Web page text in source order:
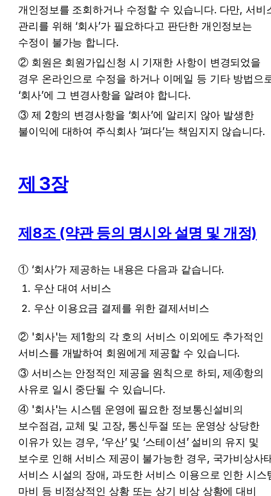
개인정보를 조회하거나 수정할 수 있습니다. 다만, 서비
관리를 위해 ‘회사’가 필요하다고 판단한 개인정보는
수정이 불가능 합니다.
② 회원은 회원가입신청 시 기재한 사항이 변경되었을
경우 온라인으로 수정을 하거나 이메일 등 기타 방법으
‘회사’에 그 변경사항을 알려야 합니다.
③ 제 2항의 변경사항을 ‘회사’에 알리지 않아 발생한
불이익에 대하여 주식회사 ‘펴다’는 책임지지 않습니다.
제 3장
제8조 (약관 등의 명시와 설명 및 개정)
① ‘회사’가 제공하는 내용은 다음과 같습니다.
우산 대여 서비스
우산 이용요금 결제를 위한 결제서비스
② '회사'는 제1항의 각 호의 서비스 이외에도 추가적인
서비스를 개발하여 회원에게 제공할 수 있습니다.
③ 서비스는 안정적인 제공을 원칙으로 하되, 제④항의
사유로 일시 중단될 수 있습니다.
④ '회사'는 시스템 운영에 필요한 정보통신설비의
보수점검, 교체 및 고장, 통신두절 또는 운영상 상당한
이유가 있는 경우, ‘우산’ 및 ‘스테이션’ 설비의 유지 및
보수로 인해 서비스 제공이 불가능한 경우, 국가비상사
서비스 시설의 장애, 과도한 서비스 이용으로 인한 시스
마비 등 비정상적인 상황 또는 상기 비상 상황에 대비